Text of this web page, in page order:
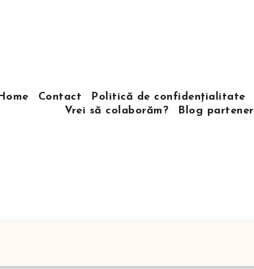
Home Contact Politică de confidențialitate
Vrei să colaborăm?
Blog partener